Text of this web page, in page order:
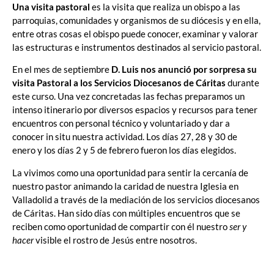
Una visita pastoral es la visita que realiza un obispo a las
parroquias, comunidades y organismos de su diócesis y en ella,
entre otras cosas el obispo puede conocer, examinar y valorar
las estructuras e instrumentos destinados al servicio pastoral.
En el mes de septiembre D. Luis nos anunció por sorpresa su
visita Pastoral a los Servicios Diocesanos de Cáritas durante
este curso. Una vez concretadas las fechas preparamos un
intenso itinerario por diversos espacios y recursos para tener
encuentros con personal técnico y voluntariado y dar a
conocer in situ nuestra actividad. Los días 27, 28 y 30 de
enero y los días 2 y 5 de febrero fueron los días elegidos.
La vivimos como una oportunidad para sentir la cercanía de
nuestro pastor animando la caridad de nuestra Iglesia en
Valladolid a través de la mediación de los servicios diocesanos
de Cáritas. Han sido días con múltiples encuentros que se
reciben como oportunidad de compartir con él nuestroser y
hacervisible el rostro de Jesús entre nosotros.